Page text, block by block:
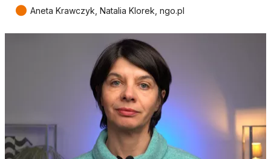
● Aneta Krawczyk, Natalia Klorek, ngo.pl